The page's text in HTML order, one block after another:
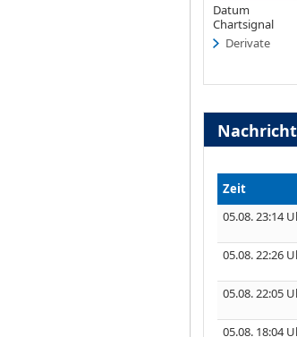
Datum
Chartsignal
Derivate
Zeit
05.08. 23:14
05.08. 22:26
05.08. 22:05
05.08. 18:04